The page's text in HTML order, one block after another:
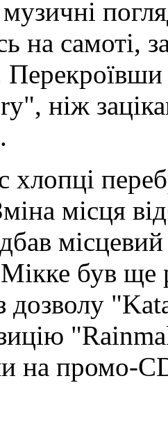
на самоті,
ніж
хлопці
місця
був ще
дозволу
на промо-